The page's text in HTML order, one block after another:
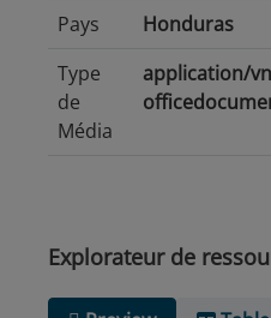
Pays
Honduras
Type
de
Média
application/
Explorateur de